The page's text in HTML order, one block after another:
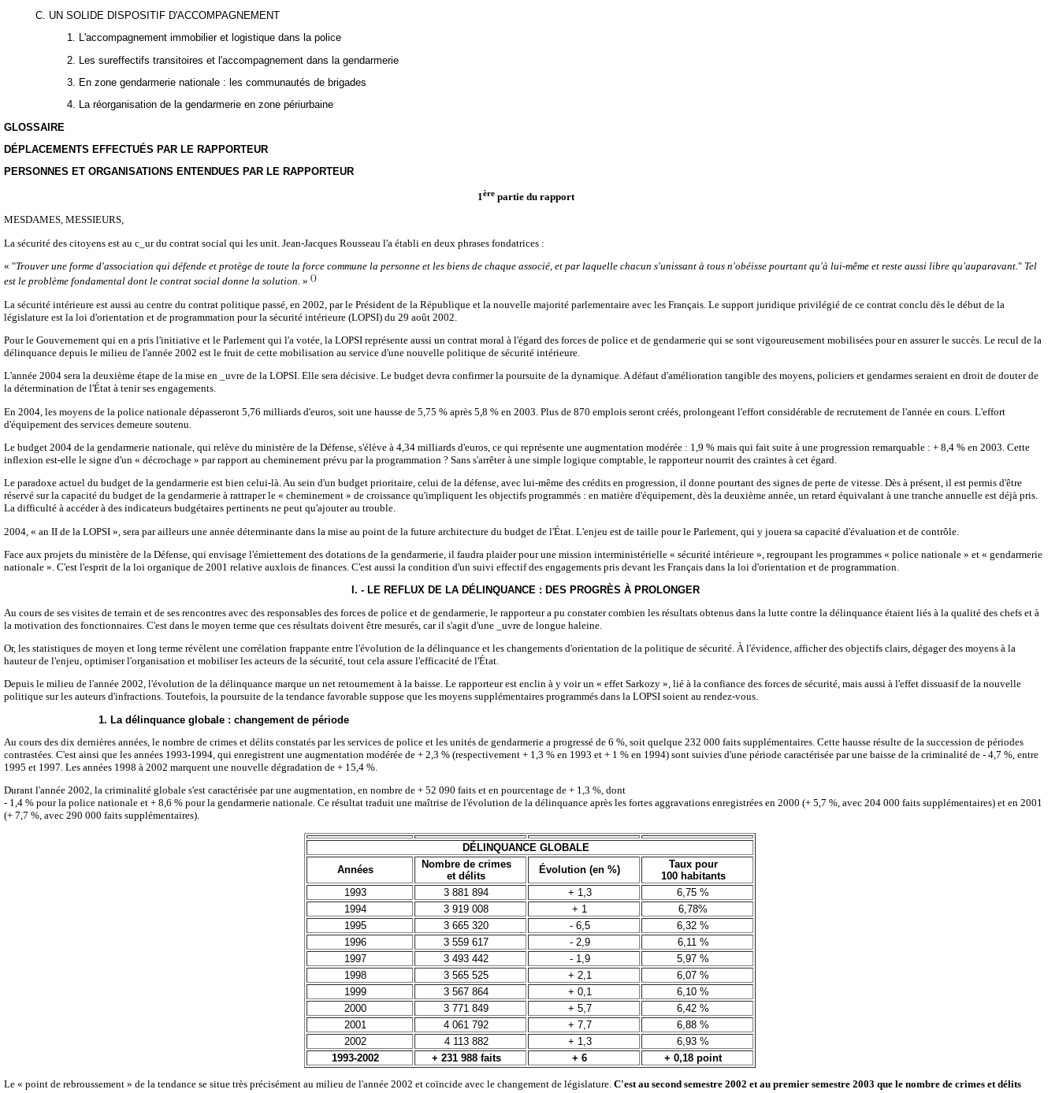
C. UN SOLIDE DISPOSITIF D'ACCOMPAGNEMENT
1. L'accompagnement immobilier et logistique dans la police
2. Les sureffectifs transitoires et l'accompagnement dans la gendarmerie
3. En zone gendarmerie nationale : les communautés de brigades
4. La réorganisation de la gendarmerie en zone périurbaine
GLOSSAIRE
DÉPLACEMENTS EFFECTUÉS PAR LE RAPPORTEUR
PERSONNES ET ORGANISATIONS ENTENDUES PAR LE RAPPORTEUR
1èrepartie du rapport
MESDAMES, MESSIEURS,
La sécurité des citoyens est au c_ur du contrat social qui les unit. Jean-Jacques Rousseau l'a établi en deux phrases fondatrices :
« "Trouver une forme d'association qui défende et protège de toute la force commune la personne et les biens de chaque associé, et par laquelle chacun s'unissant à tous n'obéisse pourtant qu'à lui-même et reste aussi libre qu'auparavant." Tel
est le problème fondamental dont le contrat social donne la solution. » ()
La sécurité intérieure est aussi au centre du contrat politique passé, en 2002, par le Président de la République et la nouvelle majorité parlementaire avec les Français. Le support juridique privilégié de ce contrat conclu dès le début de la
législature est la loi d'orientation et de programmation pour la sécurité intérieure (LOPSI) du 29 août 2002.
Pour le Gouvernement qui en a pris l'initiative et le Parlement qui l'a votée, la LOPSI représente aussi un contrat moral à l'égard des forces de police et de gendarmerie qui se sont vigoureusement mobilisées pour en assurer le succès. Le recul de la
délinquance depuis le milieu de l'année 2002 est le fruit de cette mobilisation au service d'une nouvelle politique de sécurité intérieure.
L'année 2004 sera la deuxième étape de la mise en _uvre de la LOPSI. Elle sera décisive. Le budget devra confirmer la poursuite de la dynamique. A défaut d'amélioration tangible des moyens, policiers et gendarmes seraient en droit de douter de
la détermination de l'État à tenir ses engagements.
En 2004, les moyens de la police nationale dépasseront 5,76 milliards d'euros, soit une hausse de 5,75 % après 5,8 % en 2003. Plus de 870 emplois seront créés, prolongeant l'effort considérable de recrutement de l'année en cours. L'effort
d'équipement des services demeure soutenu.
Le budget 2004 de la gendarmerie nationale, qui relève du ministère de la Défense, s'élève à 4,34 milliards d'euros, ce qui représente une augmentation modérée : 1,9 % mais qui fait suite à une progression remarquable : + 8,4 % en 2003. Cette
inflexion est-elle le signe d'un « décrochage » par rapport au cheminement prévu par la programmation ? Sans s'arrêter à une simple logique comptable, le rapporteur nourrit des craintes à cet égard.
Le paradoxe actuel du budget de la gendarmerie est bien celui-là. Au sein d'un budget prioritaire, celui de la défense, avec lui-même des crédits en progression, il donne pourtant des signes de perte de vitesse. Dès à présent, il est permis d'être
réservé sur la capacité du budget de la gendarmerie à rattraper le « cheminement » de croissance qu'impliquent les objectifs programmés : en matière d'équipement, dès la deuxième année, un retard équivalant à une tranche annuelle est déjà pris.
La difficulté à accéder à des indicateurs budgétaires pertinents ne peut qu'ajouter au trouble.
2004, « an II de la LOPSI », sera par ailleurs une année déterminante dans la mise au point de la future architecture du budget de l'État. L'enjeu est de taille pour le Parlement, qui y jouera sa capacité d'évaluation et de contrôle.
Face aux projets du ministère de la Défense, qui envisage l'émiettement des dotations de la gendarmerie, il faudra plaider pour une mission interministérielle « sécurité intérieure », regroupant les programmes « police nationale » et « gendarmerie
nationale ». C'est l'esprit de la loi organique de 2001 relative auxlois de finances. C'est aussi la condition d'un suivi effectif des engagements pris devant les Français dans la loi d'orientation et de programmation.
I. - LE REFLUX DE LA DÉLINQUANCE : DES PROGRÈS À PROLONGER
Au cours de ses visites de terrain et de ses rencontres avec des responsables des forces de police et de gendarmerie, le rapporteur a pu constater combien les résultats obtenus dans la lutte contre la délinquance étaient liés à la qualité des chefs et à
la motivation des fonctionnaires. C'est dans le moyen terme que ces résultats doivent être mesurés, car il s'agit d'une _uvre de longue haleine.
Or, les statistiques de moyen et long terme révèlent une corrélation frappante entre l'évolution de la délinquance et les changements d'orientation de la politique de sécurité. À l'évidence, afficher des objectifs clairs, dégager des moyens à la
hauteur de l'enjeu, optimiser l'organisation et mobiliser les acteurs de la sécurité, tout cela assure l'efficacité de l'État.
Depuis le milieu de l'année 2002, l'évolution de la délinquance marque un net retournement à la baisse. Le rapporteur est enclin à y voir un « effet Sarkozy », lié à la confiance des forces de sécurité, mais aussi à l'effet dissuasif de la nouvelle
politique sur les auteurs d'infractions. Toutefois, la poursuite de la tendance favorable suppose que les moyens supplémentaires programmés dans la LOPSI soient au rendez-vous.
1. La délinquance globale : changement de période
Au cours des dix dernières années, le nombre de crimes et délits constatés par les services de police et les unités de gendarmerie a progressé de 6 %, soit quelque 232 000 faits supplémentaires. Cette hausse résulte de la succession de périodes
contrastées. C'est ainsi que les années 1993-1994, qui enregistrent une augmentation modérée de + 2,3 % (respectivement + 1,3 % en 1993 et + 1 % en 1994) sont suivies d'une période caractérisée par une baisse de la criminalité de - 4,7 %, entre
1995 et 1997. Les années 1998 à 2002 marquent une nouvelle dégradation de + 15,4 %.
Durant l'année 2002, la criminalité globale s'est caractérisée par une augmentation, en nombre de + 52 090 faits et en pourcentage de + 1,3 %, dont
- 1,4 % pour la police nationale et + 8,6 % pour la gendarmerie nationale. Ce résultat traduit une maîtrise de l'évolution de la délinquance après les fortes aggravations enregistrées en 2000 (+ 5,7 %, avec 204 000 faits supplémentaires) et en 2001
(+ 7,7 %, avec 290 000 faits supplémentaires).
DÉLINQUANCE GLOBALE
Années
Nombre de crimes
et délits
Évolution (en %)
Taux pour
100 habitants
1993
3 881 894 + 1,3
6,75 %
1994
3 919 008 + 1
6,78%
1995
3 665 320 - 6,5
6,32 %
1996
3 559 617 - 2,9
6,11 %
1997
3 493 442 - 1,9
5,97 %
1998
3 565 525 + 2,1
6,07 %
1999
3 567 864 + 0,1
6,10 %
2000
3 771 849 + 5,7
6,42 %
2001
4 061 792 + 7,7
6,88 %
2002
4 113 882 + 1,3
6,93 %
1993-2002
+ 231 988 faits + 6 + 0,18 point
Le « point de rebroussement » de la tendance se situe très précisément au milieu de l'année 2002 et coïncide avec le changement de législature. C'est au second semestre 2002 et au premier semestre 2003 que le nombre de crimes et délits